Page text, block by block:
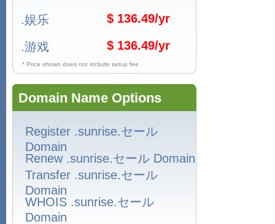
.娱乐 $ 136.49/yr
.游戏 $ 136.49/yr
* Price shown does not include setup fee
Domain Name Options
Register .sunrise.セール
Domain
Renew .sunrise.セール Domain
Transfer .sunrise.セール
Domain
WHOIS .sunrise.セール
Domain